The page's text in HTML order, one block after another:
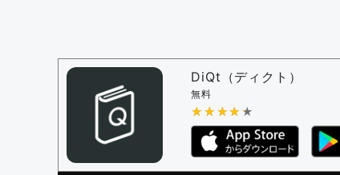
DiQt（ディクト）
無料
★★★★★
★★★★★